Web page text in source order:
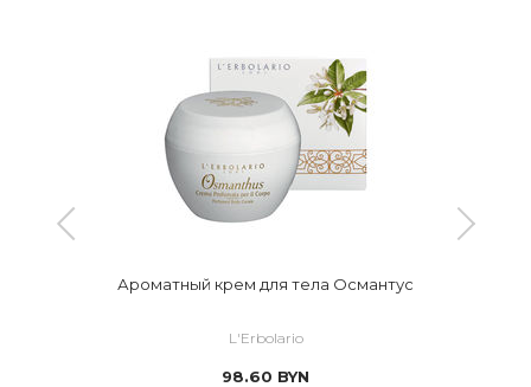
Ароматный крем для тела Османтус
L'Erbolario
98.60 BYN